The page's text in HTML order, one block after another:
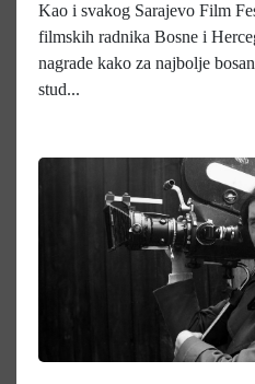
Kao i svakog Sarajevo Film
filmskih radnika Bosne i
nagrade kako za najbolje
stud...